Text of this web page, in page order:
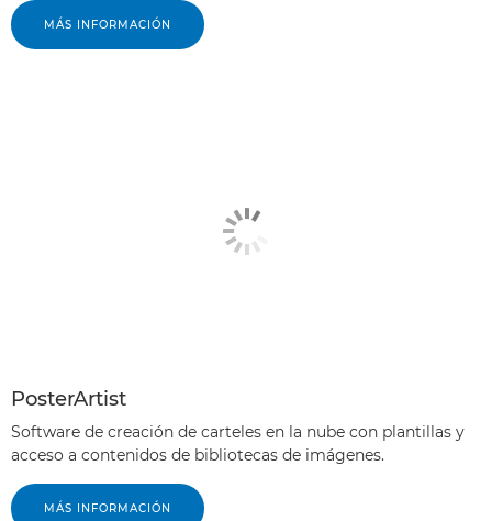
MÁS INFORMACIÓN
PosterArtist
Software de creación de carteles en la nube con plantillas y
acceso a contenidos de bibliotecas de imágenes.
MÁS INFORMACIÓN